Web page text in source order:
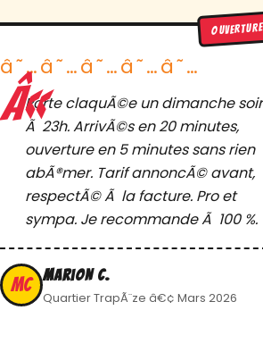
OUVERTURE
â˜…â˜…â˜…â˜…â˜…
Porte claquÃ©e un dimanche soir
Ã 23h. ArrivÃ©s en 20 minutes,
ouverture en 5 minutes sans rien
abÃ®mer. Tarif annoncÃ© avant,
respectÃ© Ã la facture. Pro et
sympa. Je recommande Ã 100 %.
MC
Marion C.
Quartier TrapÃ¨ze â€¢ Mars 2026